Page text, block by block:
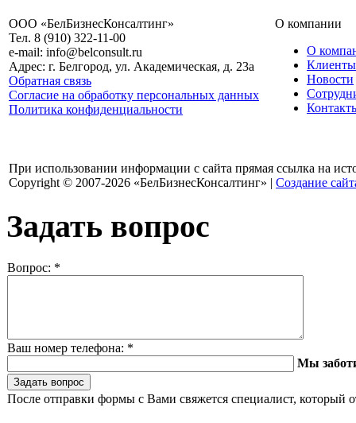
ООО «БелБизнесКонсалтинг»
Тел. 8 (910) 322-11-00
e-mail: info@belconsult.ru
Адрес: г. Белгород, ул. Академическая, д. 23а
Обратная связь
Согласие на обработку персональных данных
Политика конфиденциальности
О компании
О
Клиенты
Новости
При использовании информации с сайта прямая ссылка на
Copyright © 2007-2026 «БелБизнесКонсалтинг» | Создание
Задать вопрос
Вопрос: *
Ваш номер телефона: *
Мы
После отправки формы с Вами свяжется специалист, который